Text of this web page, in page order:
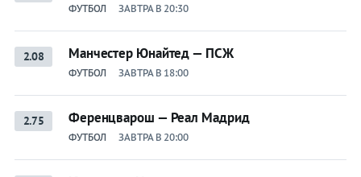
ФУТБОЛ ЗАВТРА В 20:30
2.08 Манчестер Юнайтед — ПСЖ
ФУТБОЛ ЗАВТРА В 18:00
2.75 Ференцварош — Реал Мадрид
ФУТБОЛ ЗАВТРА В 20:00